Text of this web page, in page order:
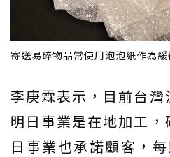
寄送易碎物品常使用泡泡紙作為
李庚霖表示，目前台
明日事業是在地加工
日事業也承諾顧客，